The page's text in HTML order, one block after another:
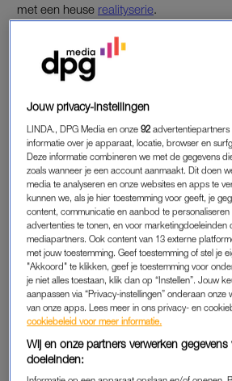
met een heuse realityserie
Ze verruilden de sneeuw voor de zon en
Spanje om de serie op te nemen.
Moniquein de serie te zien zijn. Toch
geruchten te circuleren dat de twee niet
zijn. Hoe zit dat nu precies?
Even een korte opfrisser hoeMike en
elkaar vonden: Mike stuurde Denise in
huis en knoopte een relatie aan met
hun relatie achter dat Mike het contact
oppakte, waarop zij de relatie besloot te
GERUCHTEN
Moeder Monique speelde ook nog een
geruchtenmolen.Denise bevestigde
tegenoverRTL Boulevarddat de twee
vervolgens beweerde Monique juist dat
Jouw privacy-instellingen
LINDA., DPG Media en onze92
informatie over je apparaat, locatie, browser en
Deze informatie combineren we met de gegevens
zoals wanneer je een account aanmaakt. Dit doen
media te analyseren en onze websites en apps te
kunnen we, als je hier toestemming voor geeft, je
content, communicatie en aanbod te personaliseren
advertenties te tonen, en voor marketingdoeleinden
mediapartners. Ook content van 13 externe
met jouw toestemming. Geef toestemming of stel je
"Akkoord" te klikken, geef je toestemming voor
je niet alles toestaan, klik dan op “Instellen”. Jouw
aanpassen via “Privacy-instellingen” onderaan onze
van onze apps. Lees meer in ons privacy- en
cookiebeleid voor meer informatie.
Wij en onze partners verwerken
doeleinden: